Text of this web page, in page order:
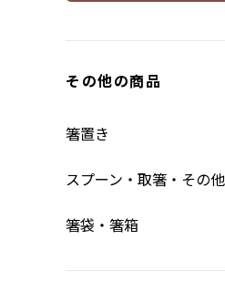
その他の商品
箸置き
スプーン・取箸・その他
箸袋・箸箱